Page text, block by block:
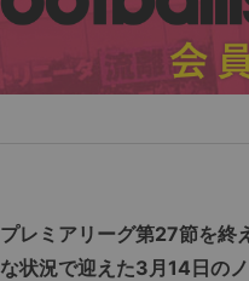
プレミアリーグ第27節を終
な状況で迎えた3月14日の